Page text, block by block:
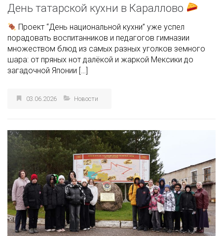
День татарской кухни в Караллово
Проект “День национальной кухни” уже успел
порадовать воспитанников и педагогов гимназии
множеством блюд из самых разных уголков земного
шара: от пряных нот далёкой и жаркой Мексики до
загадочной Японии […]
03.06.2026 Новости